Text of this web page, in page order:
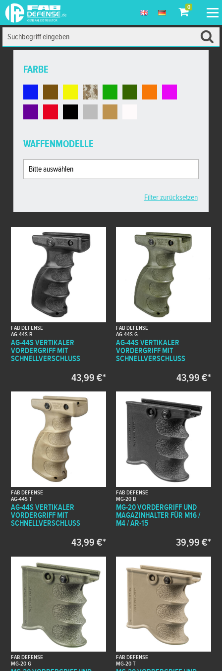
0
FARBE
WAFFENMODELLE
Filter zurücksetzen
FAB DEFENSE
AG-44S B
AG-44S VERTIKALER
VORDERGRIFF MIT
SCHNELLVERSCHLUSS
43,99 €*
FAB DEFENSE
AG-44S G
AG-44S VERTIKALER
VORDERGRIFF MIT
SCHNELLVERSCHLUSS
43,99 €*
FAB DEFENSE
AG-44S T
AG-44S VERTIKALER
VORDERGRIFF MIT
SCHNELLVERSCHLUSS
43,99 €*
FAB DEFENSE
MG-20 B
MG-20 VORDERGRIFF UND
MAGAZINHALTER FÜR M16 /
M4 / AR-15
39,99 €*
FAB DEFENSE
MG-20 G
FAB DEFENSE
MG-20 T